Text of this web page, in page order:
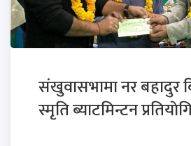
संखुवासभामा नर बहादुर
स्मृति ब्याटमिन्टन